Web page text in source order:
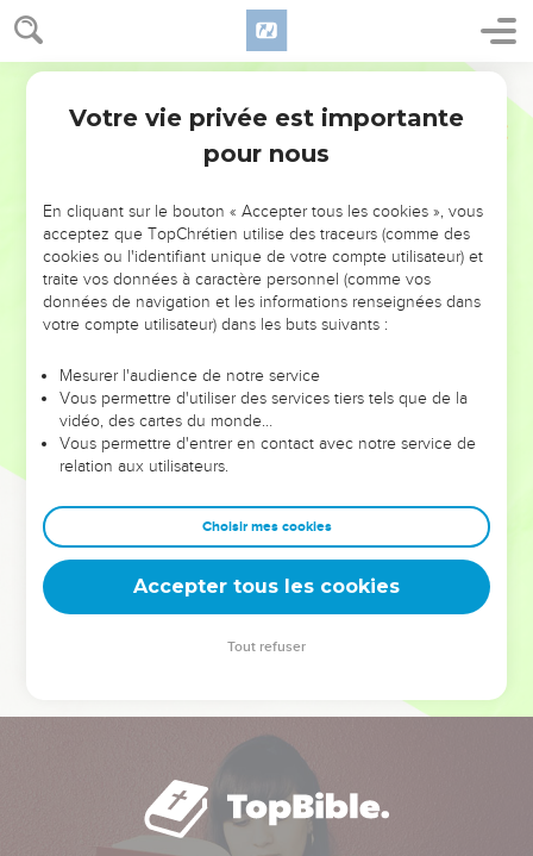
NE MANQUEZ PAS L’ÉVÉNEMENT
DE L’ANNÉE !
ET SI LEURS ERREURS POUVAIENT VOUS ÉVITER LES
VOTRES ?
leur foi ou leur vision. Mais on voit moins les doutes, les erreurs
et les saisons difficiles qu'ils ont traversés, alors même que ce
sont elles qui les ont façonnés.
Dans cette conférence, leaders, entrepreneurs, et responsables
clés pour avancer avec plus de sagesse afin que leurs erreurs
deviennent vos tremplins. Que vous guidiez un ministère, une
équipe, un groupe ou une famille, leur expérience est faite
Votre vie privée est importante
pour nous
En cliquant sur le bouton « Accepter tous les cookies », vous
acceptez que TopChrétien utilise des traceurs (comme des
cookies ou l'identifiant unique de votre compte utilisateur) et
traite vos données à caractère personnel (comme vos
données de navigation et les informations renseignées dans
votre compte utilisateur) dans les buts suivants :
Mesurer l'audience de notre service
Vous permettre d'utiliser des services tiers tels que de la
vidéo, des cartes du monde…
Vous permettre d'entrer en contact avec notre service de
relation aux utilisateurs.
Choisir mes cookies
Accepter tous les cookies
Tout refuser